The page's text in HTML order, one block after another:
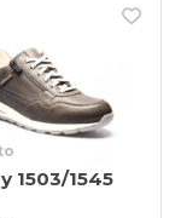
1503/1545